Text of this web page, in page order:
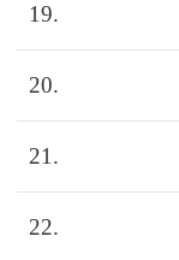
19.
20.
21.
22.